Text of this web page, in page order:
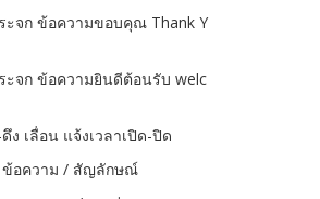
ะจก ข้อความขอบคุณ Thank Y
ะจก ข้อความยินดีต้อนรับ welc
ง เลื่อน แจ้งเวลาเปิด-ปิด
ข้อความ / สัญลักษณ์